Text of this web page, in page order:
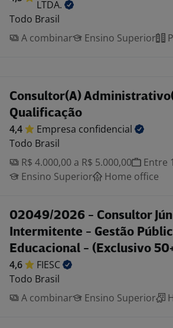
LTDA.
Todo Brasil
A combinar
Ensino Superior
Consultor(A)
Qualificação
4,4 Empresa confidencial
Todo Brasil
R$ 4.000,00 a R$ 5.000,00
Entre
Ensino Superior
Home office
02049/2026 - Consultor
Intermitente - Gestão
Educacional - (Exclusivo
4,6
FIESC
Todo Brasil
A combinar
Ensino Superior